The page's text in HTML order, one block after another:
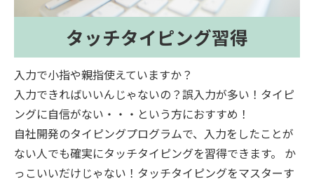
タッチタイピング習得
入力で小指や親指使えていますか？
入力できればいいんじゃないの？誤入力が多い！タイピ
ングに自信がない・・・という方におすすめ！
自社開発のタイピングプログラムで、入力をしたことが
ない人でも確実にタッチタイピングを習得できます。 か
っこいいだけじゃない！タッチタイピングをマスターす